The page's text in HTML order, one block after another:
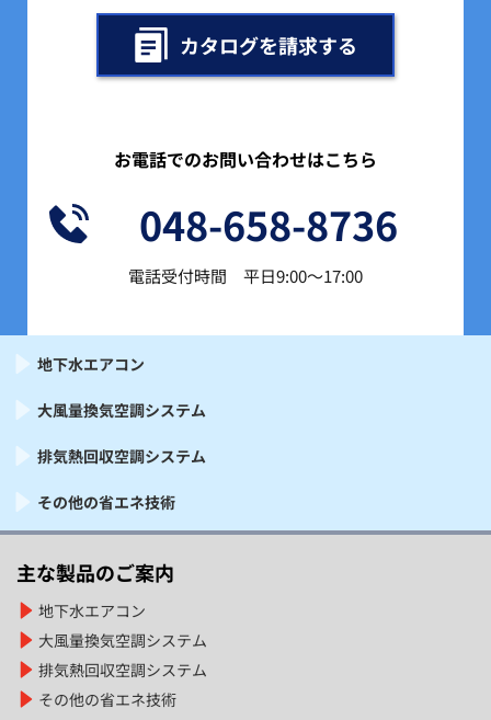
カタログを請求する
お電話でのお問い合わせはこちら
048-658-8736
電話受付時間　平日9:00〜17:00
地下水エアコン
大風量換気空調システム
排気熱回収空調システム
その他の省エネ技術
主な製品のご案内
地下水エアコン
大風量換気空調システム
排気熱回収空調システム
その他の省エネ技術